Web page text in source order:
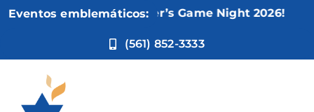
Eventos emblemáticos:
Nov 5:Not Your Mother’s Game Night 2026!
(561) 852-3333